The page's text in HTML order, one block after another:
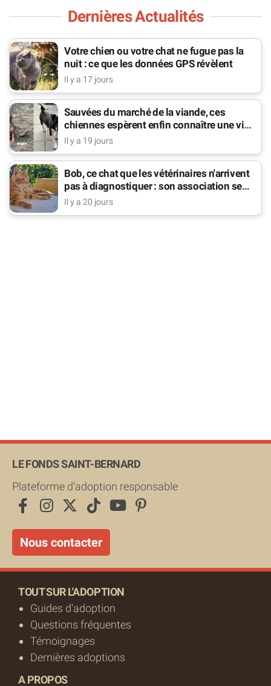
Dernières Actualités
Votre chien ou votre chat ne fugue pas la
nuit : ce que les données GPS révèlent
Il y a 17 jours
Sauvées du marché de la viande, ces
chiennes espèrent enfin connaître une vie
de famille
Il y a 19 jours
Bob, ce chat que les vétérinaires n'arrivent
pas à diagnostiquer : son association se
bat pour lui
Il y a 20 jours
LE FONDS SAINT-BERNARD
Plateforme d’adoption responsable
Nous contacter
TOUT SUR L'ADOPTION
Guides d'adoption
Questions fréquentes
Témoignages
Dernières adoptions
A PROPOS